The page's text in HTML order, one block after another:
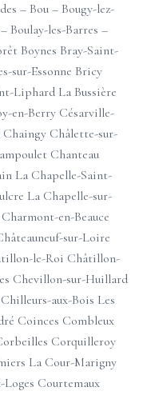
– Bou – Bougy-lez-
– Boulay-les-Barres –
Boynes Bray-Saint-
sur-Essonne Bricy
Liphard La Bussière
en-Berry Césarville-
Chaingy Châlette-sur-
Chanteau
La Chapelle-Saint-
La Chapelle-sur-
Charmont-en-Beauce
sur-Loire
le-Roi Châtillon-
Chevillon-sur-Huillard
Chilleurs-aux-Bois Les
Coinces Combleux
Corquilleroy
La Cour-Marigny
Loges Courtemaux